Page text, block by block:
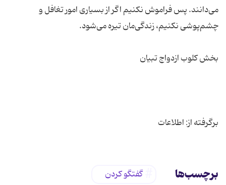
می‌دانند. پس فراموش نكنیم اگر از بسیاری امور تغافل و
برگرفته از: اطلاعات
برچسب‌ها گفتگو کردن